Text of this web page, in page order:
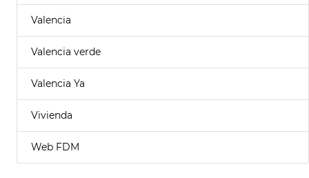
Valencia
Valencia verde
Valencia Ya
Vivienda
Web FDM